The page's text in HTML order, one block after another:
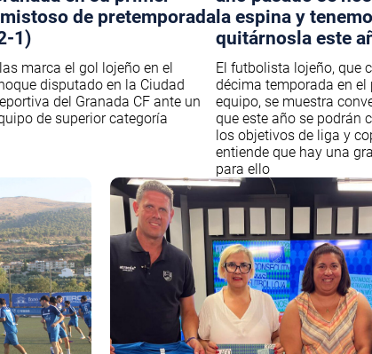
de pretemporada
1)
marca el gol lojeño en el
disputado en la Ciudad
del Granada CF ante un
de superior categoría
la espina y
quitárnosla este
El futbolista lojeño, que
décima temporada en el
equipo, se muestra
que este año se podrán
los objetivos de liga y
entiende que hay una
para ello